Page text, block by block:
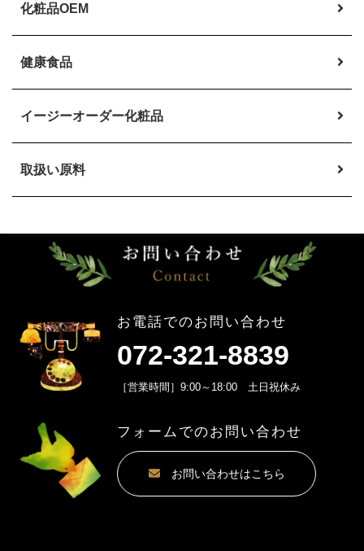
化粧品OEM
健康食品
イージーオーダー化粧品
取扱い原料
お電話でのお問い合わせ
072-321-8839
［営業時間］9:00～18:00 土日祝休み
フォームでのお問い合わせ
お問い合わせはこちら